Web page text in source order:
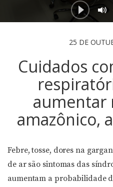
25 DE
Cuidados
aumentar
amazônico,
Febre, tosse, dores na
de ar são sintomas das
aumentam a probabilidade